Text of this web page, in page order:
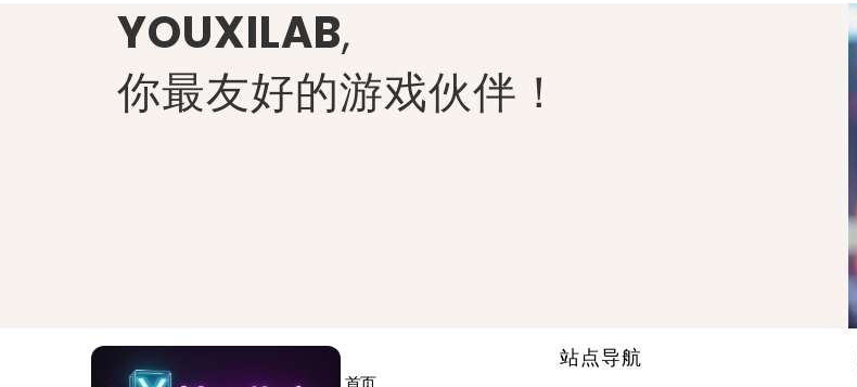
YOUXILAB,
你最友好的游戏伙伴！
站点导航